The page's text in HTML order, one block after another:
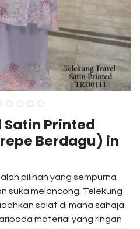
Printed
Berdagu) in
pilihan yang sempurna
suka melancong. Telekung
solat di mana sahaja
material yang ringan